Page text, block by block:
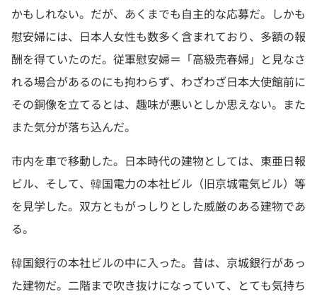
かもしれない。だが、あくまでも自主的な応募だ。しかも
慰安婦には、日本人女性も数多く含まれており、多額の報
酬を得ていたのだ。従軍慰安婦＝「高級売春婦」と見なさ
れる場合があるのにも拘わらず、わざわざ日本大使館前に
その銅像を立てるとは、趣味が悪いとしか思えない。また
また気分が落ち込んだ。
市内を車で移動した。日本時代の建物としては、東亜日報
ビル、そして、韓国電力の本社ビル（旧京城電気ビル）等
を見学した。双方ともがっしりとした威厳のある建物であ
る。
韓国銀行の本社ビルの中に入った。昔は、京城銀行があっ
た建物だ。二階まで吹き抜けになっていて、とても気持ち